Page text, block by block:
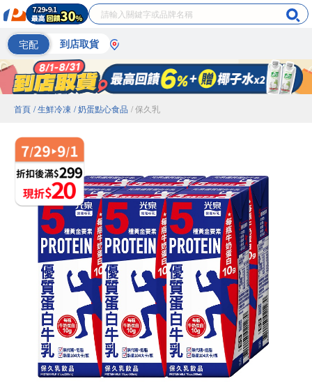
宅配 到店取貨
首頁 / 生鮮冷凍 / 奶蛋點心食品 / 保久乳